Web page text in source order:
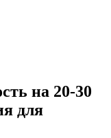
на 20-30
для